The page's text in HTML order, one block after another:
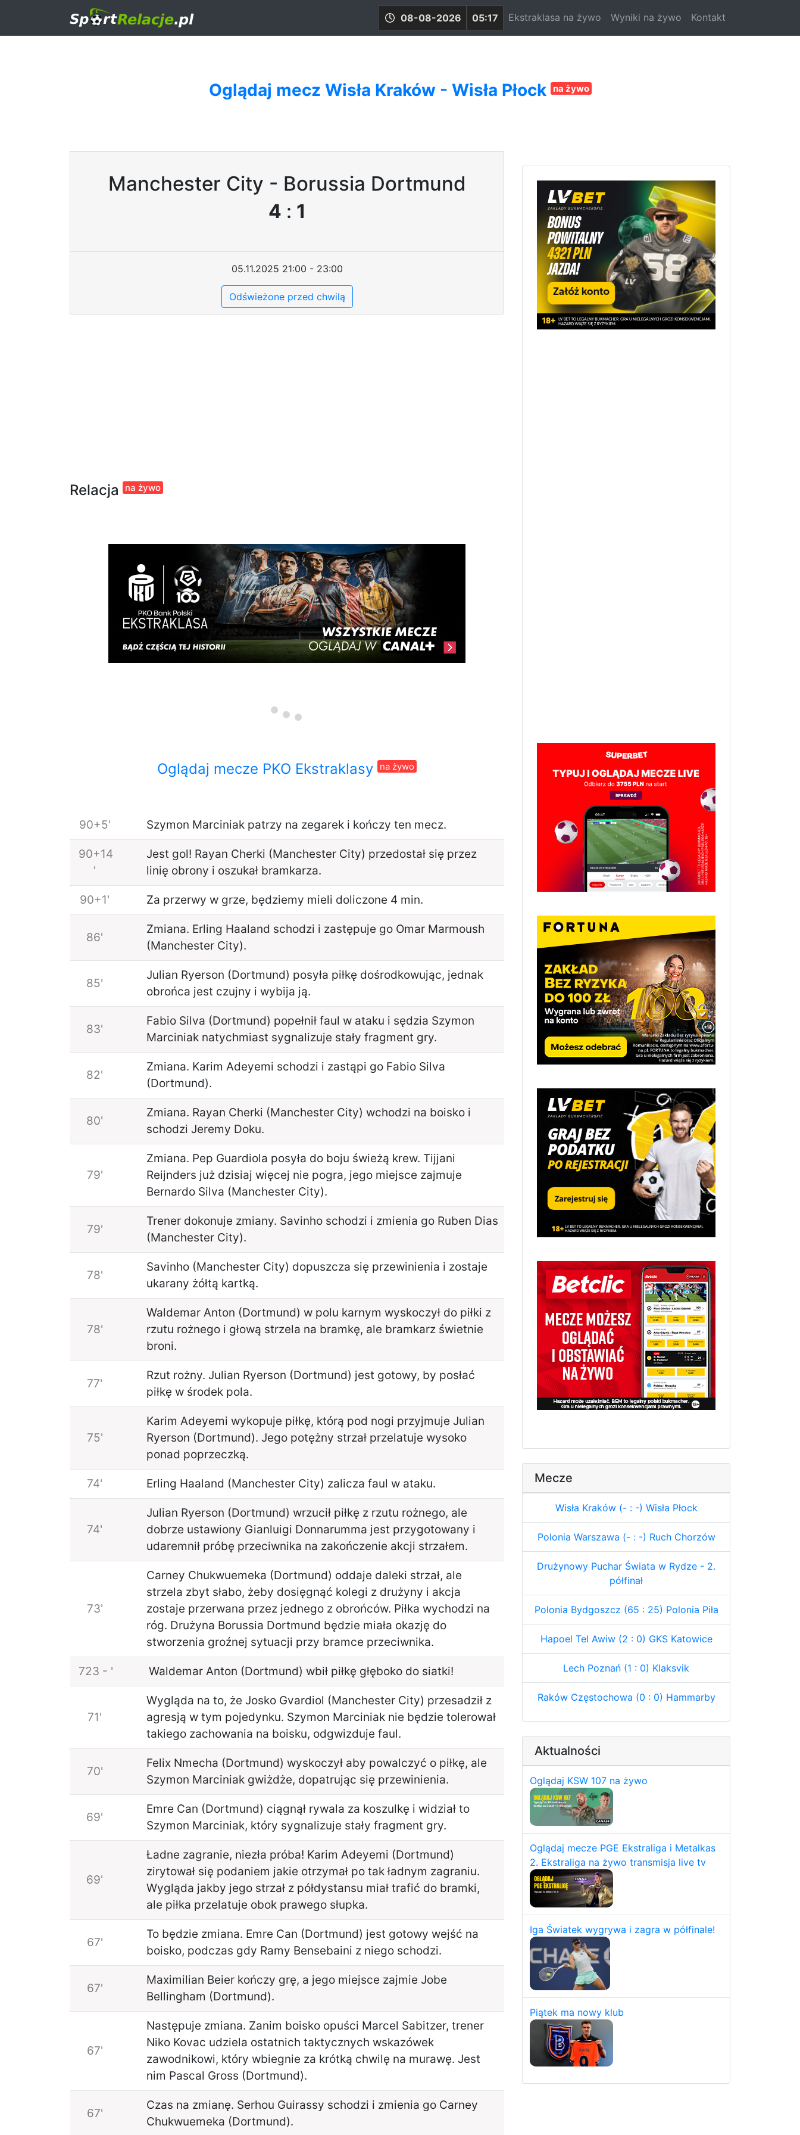
08-08-2026 05:17 Ekstraklasa na żywo Wyniki na żywo Kontakt
Oglądaj mecz Wisła Kraków - Wisła Płock na żywo
Manchester City - Borussia Dortmund
4 : 1
05.11.2025 21:00 - 23:00
Odświeżone przed chwilą
Relacja na żywo
Oglądaj mecze PKO Ekstraklasy na żywo
90+5' Szymon Marciniak patrzy na zegarek i kończy ten mecz.
90+14
'
Jest gol! Rayan Cherki (Manchester City) przedostał się przez
linię obrony i oszukał bramkarza.
90+1' Za przerwy w grze, będziemy mieli doliczone 4 min.
86'
Zmiana. Erling Haaland schodzi i zastępuje go Omar Marmoush
(Manchester City).
85'
Julian Ryerson (Dortmund) posyła piłkę dośrodkowując, jednak
obrońca jest czujny i wybija ją.
83'
Fabio Silva (Dortmund) popełnił faul w ataku i sędzia Szymon
Marciniak natychmiast sygnalizuje stały fragment gry.
82'
Zmiana. Karim Adeyemi schodzi i zastąpi go Fabio Silva
(Dortmund).
80'
Zmiana. Rayan Cherki (Manchester City) wchodzi na boisko i
schodzi Jeremy Doku.
79'
Zmiana. Pep Guardiola posyła do boju świeżą krew. Tijjani
Reijnders już dzisiaj więcej nie pogra, jego miejsce zajmuje
Bernardo Silva (Manchester City).
79'
Trener dokonuje zmiany. Savinho schodzi i zmienia go Ruben Dias
(Manchester City).
78'
Savinho (Manchester City) dopuszcza się przewinienia i zostaje
ukarany żółtą kartką.
78'
Waldemar Anton (Dortmund) w polu karnym wyskoczył do piłki z
rzutu rożnego i głową strzela na bramkę, ale bramkarz świetnie
broni.
77'
Rzut rożny. Julian Ryerson (Dortmund) jest gotowy, by posłać
piłkę w środek pola.
75'
Karim Adeyemi wykopuje piłkę, którą pod nogi przyjmuje Julian
Ryerson (Dortmund). Jego potężny strzał przelatuje wysoko
ponad poprzeczką.
74' Erling Haaland (Manchester City) zalicza faul w ataku.
74'
Julian Ryerson (Dortmund) wrzucił piłkę z rzutu rożnego, ale
dobrze ustawiony Gianluigi Donnarumma jest przygotowany i
udaremnił próbę przeciwnika na zakończenie akcji strzałem.
73'
Carney Chukwuemeka (Dortmund) oddaje daleki strzał, ale
strzela zbyt słabo, żeby dosięgnąć kolegi z drużyny i akcja
zostaje przerwana przez jednego z obrońców. Piłka wychodzi na
róg. Drużyna Borussia Dortmund będzie miała okazję do
stworzenia groźnej sytuacji przy bramce przeciwnika.
723 - ' Waldemar Anton (Dortmund) wbił piłkę głęboko do siatki!
71'
Wygląda na to, że Josko Gvardiol (Manchester City) przesadził z
agresją w tym pojedynku. Szymon Marciniak nie będzie tolerował
takiego zachowania na boisku, odgwizduje faul.
70'
Felix Nmecha (Dortmund) wyskoczył aby powalczyć o piłkę, ale
Szymon Marciniak gwiżdże, dopatrując się przewinienia.
69'
Emre Can (Dortmund) ciągnął rywala za koszulkę i widział to
Szymon Marciniak, który sygnalizuje stały fragment gry.
69'
Ładne zagranie, niezła próba! Karim Adeyemi (Dortmund)
zirytował się podaniem jakie otrzymał po tak ładnym zagraniu.
Wygląda jakby jego strzał z półdystansu miał trafić do bramki,
ale piłka przelatuje obok prawego słupka.
67'
To będzie zmiana. Emre Can (Dortmund) jest gotowy wejść na
boisko, podczas gdy Ramy Bensebaini z niego schodzi.
67'
Maximilian Beier kończy grę, a jego miejsce zajmie Jobe
Bellingham (Dortmund).
67'
Następuje zmiana. Zanim boisko opuści Marcel Sabitzer, trener
Niko Kovac udziela ostatnich taktycznych wskazówek
zawodnikowi, który wbiegnie za krótką chwilę na murawę. Jest
nim Pascal Gross (Dortmund).
67'
Czas na zmianę. Serhou Guirassy schodzi i zmienia go Carney
Chukwuemeka (Dortmund).
Mecze
Wisła Kraków (- : -) Wisła Płock
Polonia Warszawa (- : -) Ruch Chorzów
Drużynowy Puchar Świata w Rydze - 2.
półfinał
Polonia Bydgoszcz (65 : 25) Polonia Piła
Hapoel Tel Awiw (2 : 0) GKS Katowice
Lech Poznań (1 : 0) Klaksvik
Raków Częstochowa (0 : 0) Hammarby
Aktualności
Oglądaj KSW 107 na żywo
Oglądaj mecze PGE Ekstraliga i Metalkas
2. Ekstraliga na żywo transmisja live tv
Iga Światek wygrywa i zagra w półfinale!
Piątek ma nowy klub